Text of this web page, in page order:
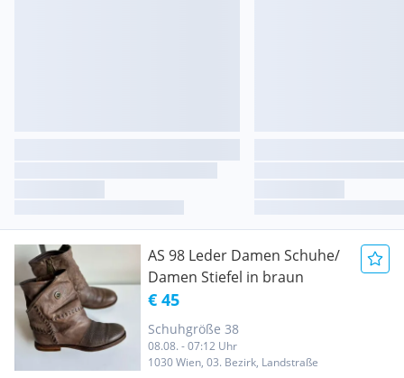
AS 98 Leder Damen Schuhe/
Damen Stiefel in braun
€ 45
Schuhgröße 38
08.08. - 07:12 Uhr
1030 Wien, 03. Bezirk, Landstraße